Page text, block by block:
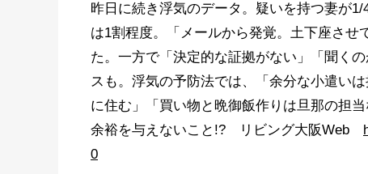
昨日に続き浮気のデータ。疑いを持つ妻が
は1割程度。「メールから発覚。土下座させ
た。一方で「決定的な証拠がない」「聞く
スも。浮気の予防法では、「余分な小遣い
に住む」「買い物と晩御飯作りは旦那の担
余裕を与えないこと!? リビング大阪Web
0